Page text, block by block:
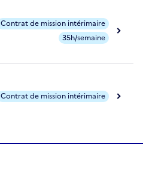
Contrat de mission intérimaire
35h/semaine
Contrat de mission intérimaire